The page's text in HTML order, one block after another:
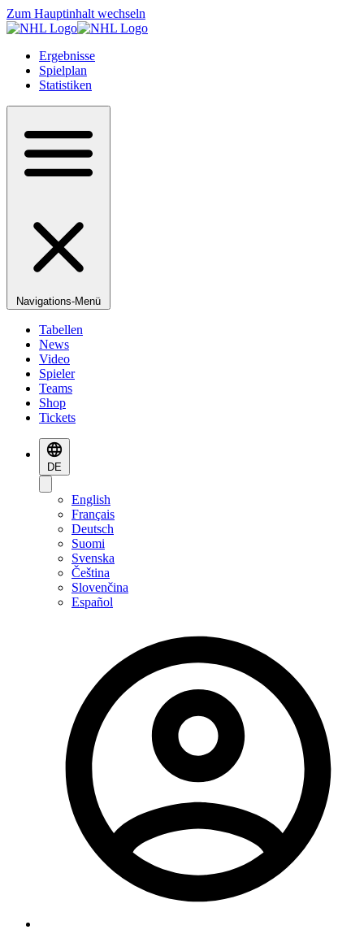
Zum Hauptinhalt wechseln
Ergebnisse
Spielplan
Statistiken
Navigations-Menü
Tabellen
News
Video
Spieler
Teams
Shop
Tickets
DE
English
Français
Deutsch
Suomi
Svenska
Čeština
Slovenčina
Español